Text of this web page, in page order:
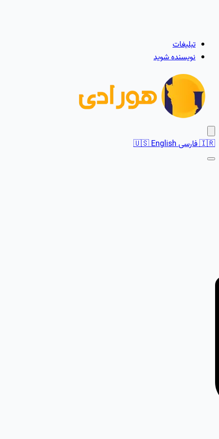
تبلیغات
نویسنده شوید
🇮🇷فارسی 🇺🇸English